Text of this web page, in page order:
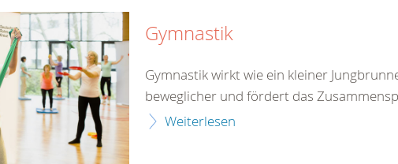
Gymnastik
Gymnastik wirkt wie ein kleiner
beweglicher und fördert das
Weiterlesen